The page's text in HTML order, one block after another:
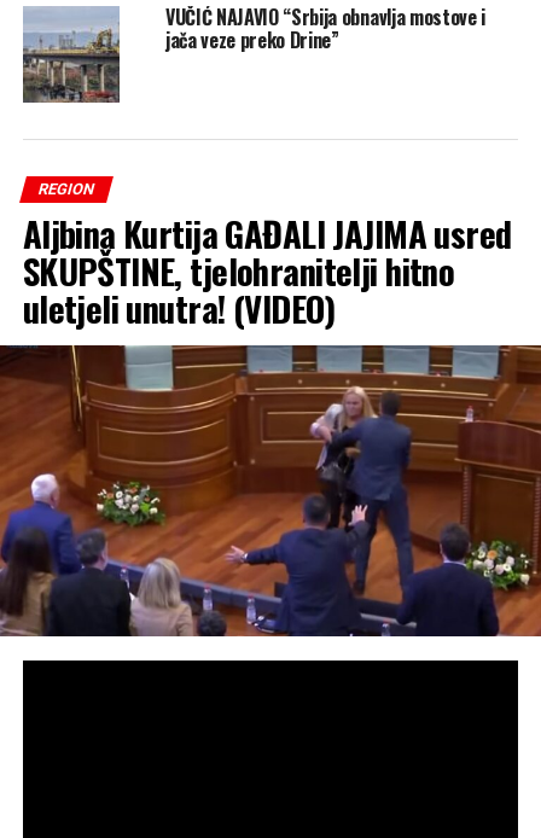
VUČIĆ NAJAVIO “Srbija obnavlja mostove i
jača veze preko Drine”
REGION
Aljbina Kurtija GAĐALI JAJIMA usred
SKUPŠTINE, tjelohranitelji hitno
uletjeli unutra! (VIDEO)